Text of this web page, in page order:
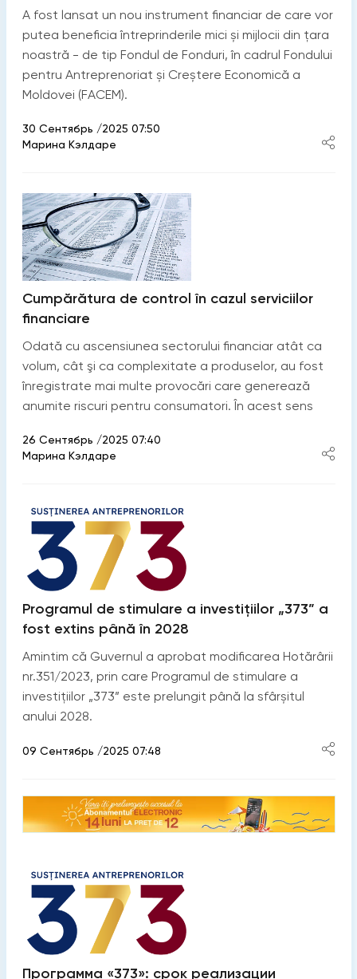
A fost lansat un nou instrument financiar de care vor
putea beneficia întreprinderile mici și mijlocii din țara
noastră - de tip Fondul de Fonduri, în cadrul Fondului
pentru Antreprenoriat și Creștere Economică a
Moldovei (FACEM).
30 Сентябрь /2025 07:50
Марина Кэлдаре
Cumpărătura de control în cazul serviciilor
financiare
Odată cu ascensiunea sectorului financiar atât ca
volum, cât şi ca complexitate a produselor, au fost
înregistrate mai multe provocări care generează
anumite riscuri pentru consumatori. În acest sens
26 Сентябрь /2025 07:40
Марина Кэлдаре
Programul de stimulare a investițiilor „373” a
fost extins până în 2028
Amintim că Guvernul a aprobat modificarea Hotărârii
nr.351/2023, prin care Programul de stimulare a
investițiilor „373” este prelungit până la sfârșitul
anului 2028.
09 Сентябрь /2025 07:48
Программа «373»: срок реализации